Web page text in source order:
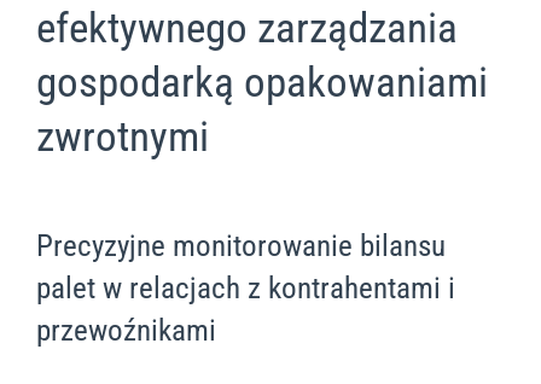
efektywnego zarządzania
gospodarką opakowaniami
zwrotnymi
Precyzyjne monitorowanie bilansu
palet w relacjach z kontrahentami i
przewoźnikami